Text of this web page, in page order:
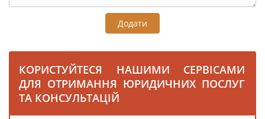
Додати
КОРИСТУЙТЕСЯ НАШИМИ СЕРВІСАМИ
ДЛЯ ОТРИМАННЯ ЮРИДИЧНИХ ПОСЛУГ
ТА КОНСУЛЬТАЦІЙ